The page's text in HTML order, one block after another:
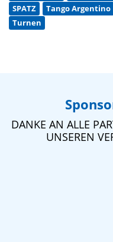
SPATZ
Tango Argentino
Turnen
DANKE AN ALLE
UNSEREN